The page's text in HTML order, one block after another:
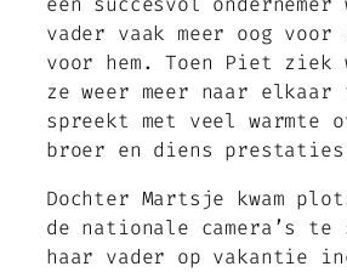
vader vaak meer oog voor
voor hem. Toen Piet ziek
ze weer meer naar elkaar
spreekt met veel warmte
broer en diens
Dochter Martsje kwam
de nationale camera’s te
haar vader op vakantie